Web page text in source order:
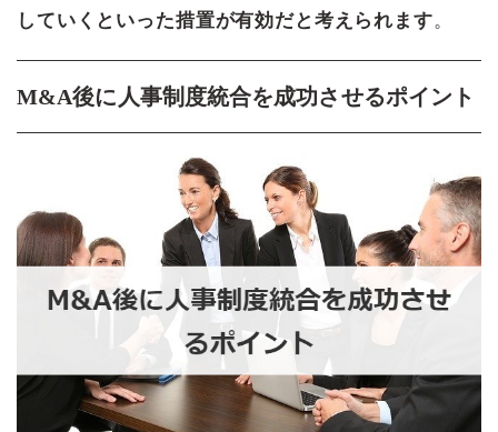
していくといった措置が有効だと考えられます。
M&A後に人事制度統合を成功させるポイント